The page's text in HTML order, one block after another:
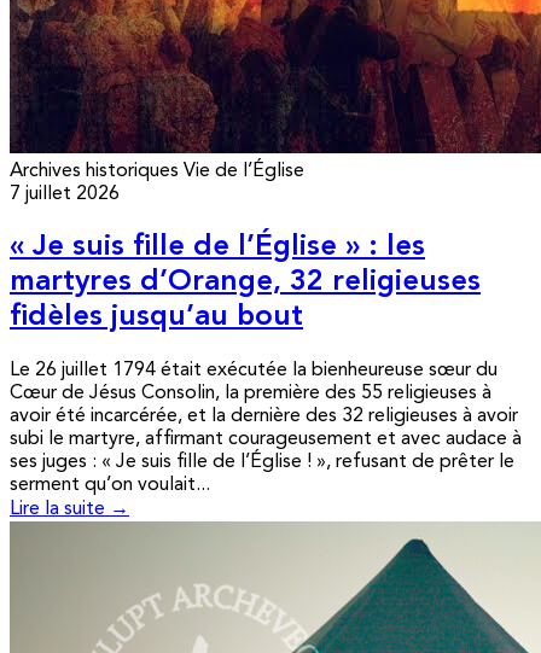
Archives historiques Vie de l’Église
7 juillet 2026
« Je suis fille de l’Église » : les
martyres d’Orange, 32 religieuses
fidèles jusqu’au bout
Le 26 juillet 1794 était exécutée la bienheureuse sœur du
Cœur de Jésus Consolin, la première des 55 religieuses à
avoir été incarcérée, et la dernière des 32 religieuses à avoir
subi le martyre, affirmant courageusement et avec audace à
ses juges : « Je suis fille de l’Église ! », refusant de prêter le
serment qu’on voulait...
Lire la suite →